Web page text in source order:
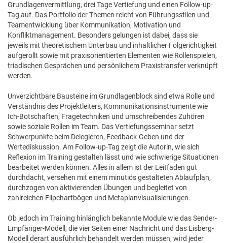
Grundlagenvermittlung, drei Tage Vertiefung und einen Follow-up-
Tag auf. Das Portfolio der Themen reicht von Führungsstilen und
Teamentwicklung über Kommunikation, Motivation und
Konfliktmanagement. Besonders gelungen ist dabei, dass sie
jeweils mit theoretischem Unterbau und inhaltlicher Folgerichtigkeit
aufgerollt sowie mit praxisorientierten Elementen wie Rollenspielen,
triadischen Gesprächen und persönlichem Praxistransfer verknüpft
werden.
Unverzichtbare Bausteine im Grundlagenblock sind etwa Rolle und
Verständnis des Projektleiters, Kommunikationsinstrumente wie
Ich-Botschaften, Fragetechniken und umschreibendes Zuhören
sowie soziale Rollen im Team. Das Vertiefungsseminar setzt
Schwerpunkte beim Delegieren, Feedback-Geben und der
Wertediskussion. Am Follow-up-Tag zeigt die Autorin, wie sich
Reflexion im Training gestalten lässt und wie schwierige Situationen
bearbeitet werden können. Alles in allem ist der Leitfaden gut
durchdacht, versehen mit einem minutiös gestalteten Ablaufplan,
durchzogen von aktivierenden Übungen und begleitet von
zahlreichen Flipchartbögen und Metaplanvisualisierungen.
Ob jedoch im Training hinlänglich bekannte Module wie das Sender-
Empfänger-Modell, die vier Seiten einer Nachricht und das Eisberg-
Modell derart ausführlich behandelt werden müssen, wird jeder